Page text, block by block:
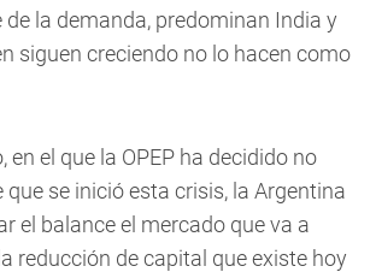
de la demanda, predominan India y
siguen creciendo no lo hacen como
en el que la OPEP ha decidido no
que se inició esta crisis, la Argentina
el balance el mercado que va a
reducción de capital que existe hoy